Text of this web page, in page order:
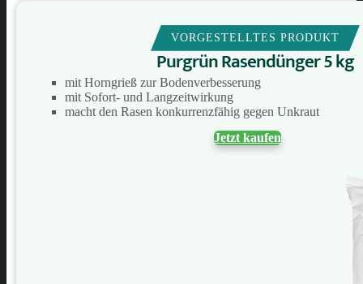
VORGESTELLTES PRODUKT
Purgrün Rasendünger 5 kg
mit Horngrieß zur Bodenverbesserung
mit Sofort- und Langzeitwirkung
macht den Rasen konkurrenzfähig gegen Unkraut
Jetzt kaufen